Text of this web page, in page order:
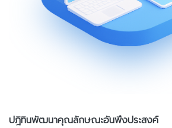
ปฎิทินพัฒนาคุณลักษณะอันพึงประสงค์